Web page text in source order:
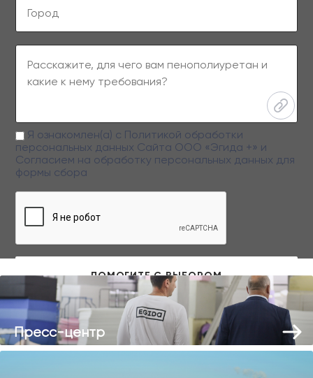
Заполняя данную форму вы даете свое согласие на обработку
персональных данных
Я ознакомлен(а) с Политикой обработки
персональных данных Сайта ООО «Эгида +» и
Согласием на обработку персональных данных для
формы сбора
Пресс-центр